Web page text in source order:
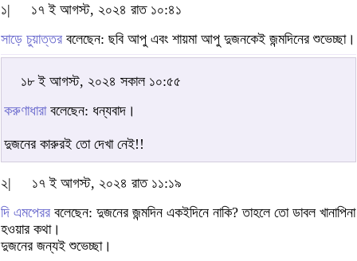
১|
১৭ ই আগস্ট, ২০২৪ রাত ১০:৪১
সাড়ে চুয়াত্তর বলেছেন: ছবি আপু এবং শায়মা আপু দুজনকেই জন্মদিনের শুভেচ্ছা।
১৮ ই আগস্ট, ২০২৪ সকাল ১০:৫৫
করুণাধারাবলেছেন: ধন্যবাদ।
দুজনের কারুরই তো দেখা নেই!!
২|
১৭ ই আগস্ট, ২০২৪ রাত ১১:১৯
দি এমপেরর বলেছেন: দুজনের জন্মদিন একইদিনে নাকি? তাহলে তো ডাবল খানাপিনা
হওয়ার কথা।
দুজনের জন্যই শুভেচ্ছা।